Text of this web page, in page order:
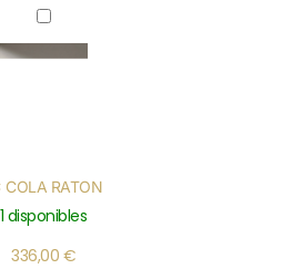
COLA
RATON
COLA RATON
1 disponibles
336,00 €